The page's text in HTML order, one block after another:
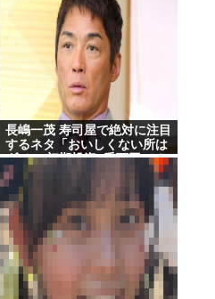
長嶋一茂 寿司屋で絶対に注目
するネタ「おいしくない所は
ダメ」 初期投資6千万円でオ
ープン経験あり「ちょっとや
ってた」